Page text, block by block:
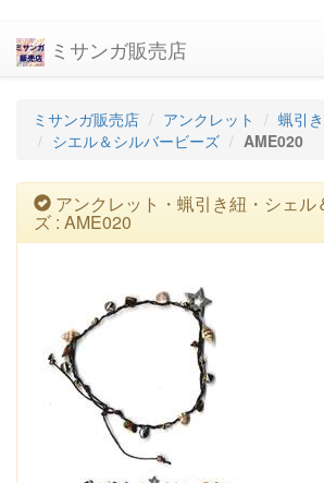
ミサンガ販売店
ミサンガ販売店 アンクレット
蝋引
シエル＆シルバービーズ
AME020
アンクレット・蝋引き紐・シェル
ズ : AME020